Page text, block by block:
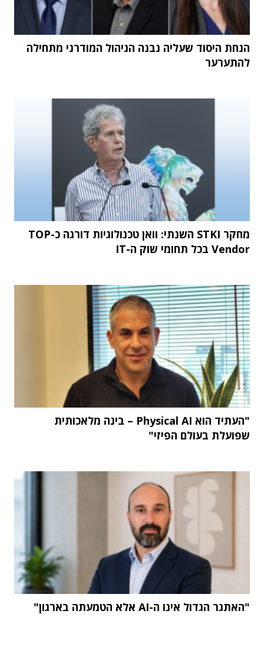
הנחת היסוד שעליה נבנה הניהול המודרני מתחילה
להתערער
מחקר STKI השנתי: וואן טכנולוגיות דורגה כ-TOP
Vendor בכל תחומי שוק ה-IT
"העתיד הוא Physical AI – בינה מלאכותית
שפועלת בעולם הפיזי"
"האתגר הגדול אינו ה-AI אלא הטמעתה בארגון"